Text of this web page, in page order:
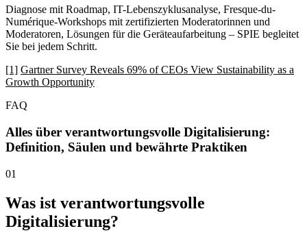
Diagnose mit Roadmap, IT-Lebenszyklusanalyse, Fresque-du-
Numérique-Workshops mit zertifizierten Moderatorinnen und
Moderatoren, Lösungen für die Geräteaufarbeitung – SPIE begleitet
Sie bei jedem Schritt.
[1] Gartner Survey Reveals 69% of CEOs View Sustainability as a
Growth Opportunity
FAQ
Alles über verantwortungsvolle Digitalisierung:
Definition, Säulen und bewährte Praktiken
01
Was ist verantwortungsvolle
Digitalisierung?